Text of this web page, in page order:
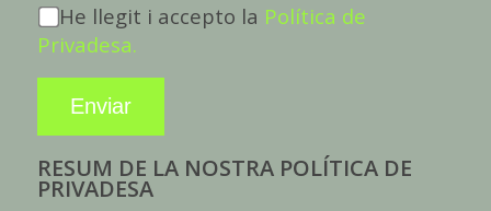
He llegit i accepto la Política de
Privadesa.
RESUM DE LA NOSTRA POLÍTICA DE
PRIVADESA